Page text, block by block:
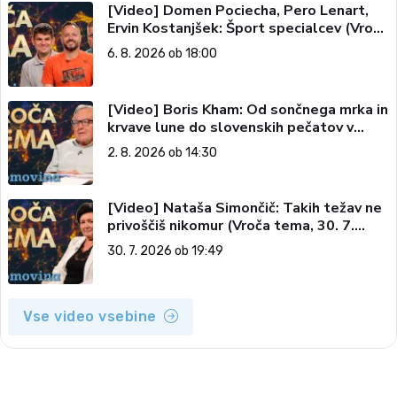
[Video] Domen Pociecha, Pero Lenart,
Ervin Kostanjšek: Šport specialcev (Vroča
tema, 6. 8. 2026)
6. 8. 2026 ob 18:00
[Video] Boris Kham: Od sončnega mrka in
krvave lune do slovenskih pečatov v
vesolju (Vroča tema, 2. 8. 2026)
2. 8. 2026 ob 14:30
[Video] Nataša Simončič: Takih težav ne
privoščiš nikomur (Vroča tema, 30. 7.
2026)
30. 7. 2026 ob 19:49
Vse video vsebine